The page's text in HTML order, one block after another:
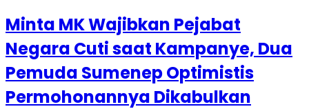
Minta MK Wajibkan Pejabat
Negara Cuti saat Kampanye, Dua
Pemuda Sumenep Optimistis
Permohonannya Dikabulkan